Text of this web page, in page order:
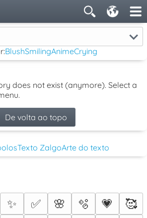
BlushSmilingAnimeCrying
does not exist (anymore). Select a
De volta ao topo
Texto ZalgoArte do texto
✨ ✅ 🌸 🫧 💗
🥰